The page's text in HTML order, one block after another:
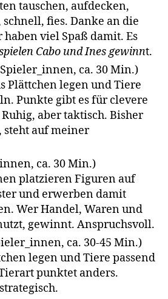
tauschen, aufdecken,
fies. Danke an die
viel Spaß damit. Es
Cabo und Ines gewinnt.
ca. 30 Min.)
Plättchen legen und Tiere
Punkte gibt es für clevere
aber taktisch. Bisher
steht auf meiner
ca. 30 Min.)
platzieren Figuren auf
und erwerben damit
Wer Handel, Waren und
gewinnt. Anspruchsvoll.
ca. 30-45 Min.)
legen und Tiere passend
punktet anders.